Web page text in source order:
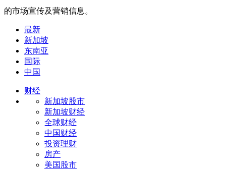
的市场宣传及营销信息。
最新
新加坡
东南亚
国际
中国
财经
新加坡股市
新加坡财经
全球财经
中国财经
投资理财
房产
美国股市